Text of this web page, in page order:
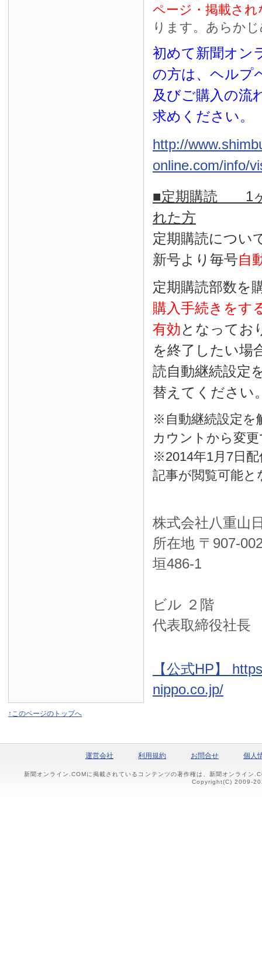
ページ・掲載され
ります。あらか
初めて新聞オン
の方は、ヘルプ
及びご購入の流
求めください。
http://
online.com/info/
■定期購読 1ヶ
れた方
定期購読につい
新号より毎号自
定期購読部数を
購入手続きをす
有効となってお
を終了したい場
読自動継続設定
替えてください
※自動継続設定を
カウントから変
※2014年1月7日
記事が閲覧可能
株式会社八重山
所在地 〒 907-
垣486-1
ビル ２階
代表取締役社
【公式HP】
nippo.co.jp/
↑このページのトップへ
運営会社 利用規約 お問合せ 個人
新聞オンライン.COMに掲載されているコンテンツの著作権は、新聞オンライン
Copyright(C) 2009-